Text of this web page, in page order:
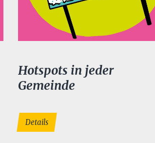
Hotspots in jeder
Gemeinde
Details